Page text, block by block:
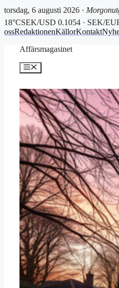
torsdag, 6 augusti 2026 ·
18°CSEK/USD 0.1054 · SEK/
ossRedaktionenKällorKontakt
Affärsmagasinet
Meny